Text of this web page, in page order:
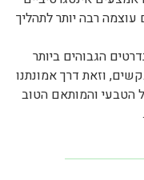
עוצמה רבה יותר לתהליך
הגבוהים ביותר
וזאת דרך אמונתנו
הטבעי והמותאם הטוב